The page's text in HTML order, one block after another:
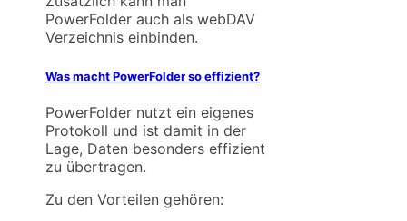
PowerFolder auch als webDAV
Verzeichnis einbinden.
Was macht PowerFolder so effizient?
PowerFolder nutzt ein eigenes
Protokoll und ist damit in der
Lage, Daten besonders effizient
zu übertragen.
Zu den Vorteilen gehören: